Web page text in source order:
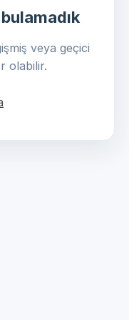
veya geçici
olabilir.